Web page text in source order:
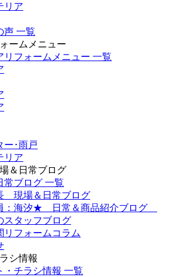
リア
声 一覧
ームメニュー
リフォームメニュー 一覧
ー･雨戸
リア
＆日常ブログ
常ブログ 一覧
現場＆日常ブログ
：海汐★ 日常＆商品紹介ブログ
スタッフブログ
リフォームコラム
シ情報
・チラシ情報 一覧